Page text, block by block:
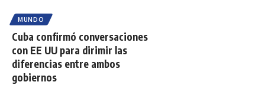
MUNDO
Cuba confirmó conversaciones
con EE UU para dirimir las
diferencias entre ambos
gobiernos